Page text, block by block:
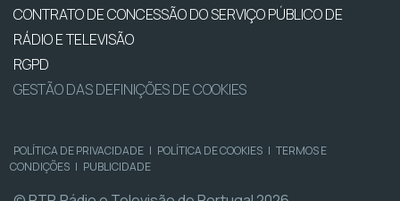
CONTRATO DE CONCESSÃO DO SERVIÇO PÚBLICO DE
RÁDIO E TELEVISÃO
RGPD
GESTÃO DAS DEFINIÇÕES DE COOKIES
POLÍTICA DE PRIVACIDADE | POLÍTICA DE COOKIES | TERMOS E
CONDIÇÕES | PUBLICIDADE